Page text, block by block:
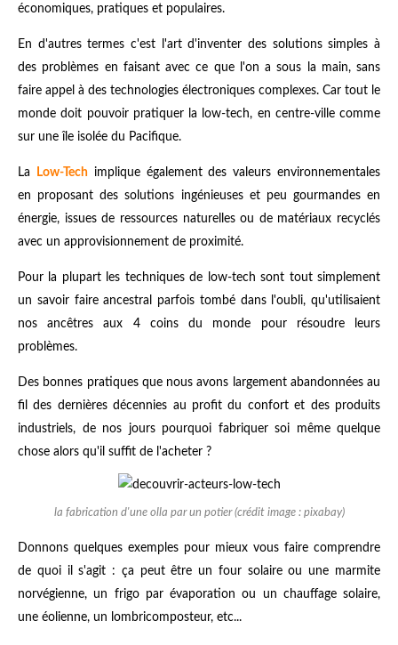
économiques, pratiques et populaires.
En d'autres termes c'est l'art d'inventer des solutions simples à
des problèmes en faisant avec ce que l'on a sous la main, sans
faire appel à des technologies électroniques complexes. Car tout le
monde doit pouvoir pratiquer la low-tech, en centre-ville comme
sur une île isolée du Pacifique.
La Low-Techimplique également des valeurs environnementales
en proposant des solutions ingénieuses et peu gourmandes en
énergie, issues de ressources naturelles ou de matériaux recyclés
avec un approvisionnement de proximité.
Pour la plupart les techniques de low-tech sont tout simplement
un savoir faire ancestral parfois tombé dans l'oubli, qu'utilisaient
nos ancêtres aux 4 coins du monde pour résoudre leurs
problèmes.
Des bonnes pratiques que nous avons largement abandonnées au
fil des dernières décennies au profit du confort et des produits
industriels, de nos jours pourquoi fabriquer soi même quelque
chose alors qu'il suffit de l'acheter ?
la fabrication d'une olla par un potier (crédit image : pixabay)
Donnons quelques exemples pour mieux vous faire comprendre
de quoi il s'agit : ça peut être un four solaire ou une marmite
norvégienne, un frigo par évaporation ou un chauffage solaire,
une éolienne, un lombricomposteur, etc...